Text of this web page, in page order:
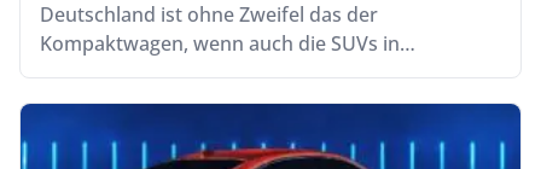
Deutschland ist ohne Zweifel das der
Kompaktwagen, wenn auch die SUVs in…